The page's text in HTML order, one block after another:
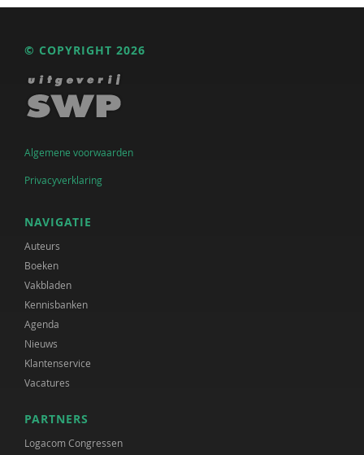
© COPYRIGHT 2026
Algemene voorwaarden
Privacyverklaring
NAVIGATIE
Auteurs
Boeken
Vakbladen
Kennisbanken
Agenda
Nieuws
Klantenservice
Vacatures
PARTNERS
Logacom Congressen